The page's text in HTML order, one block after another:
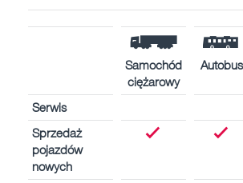
Samochód
ciężarowy
Autobus
Serwis
Sprzedaż
pojazdów
nowych